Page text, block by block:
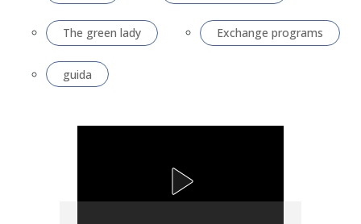
The green lady Exchange programs
guida